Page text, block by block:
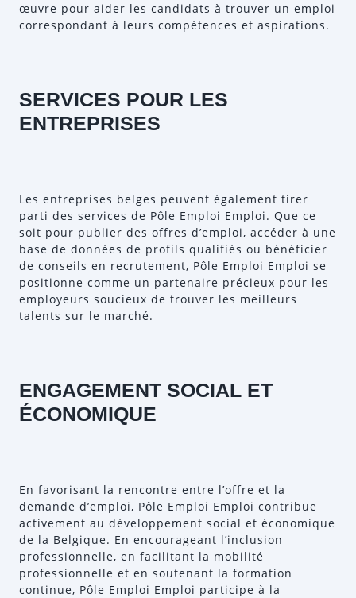
œuvre pour aider les candidats à trouver un emploi
correspondant à leurs compétences et aspirations.
SERVICES POUR LES
ENTREPRISES
Les entreprises belges peuvent également tirer
parti des services de Pôle Emploi Emploi. Que ce
soit pour publier des offres d’emploi, accéder à une
base de données de profils qualifiés ou bénéficier
de conseils en recrutement, Pôle Emploi Emploi se
positionne comme un partenaire précieux pour les
employeurs soucieux de trouver les meilleurs
talents sur le marché.
ENGAGEMENT SOCIAL ET
ÉCONOMIQUE
En favorisant la rencontre entre l’offre et la
demande d’emploi, Pôle Emploi Emploi contribue
activement au développement social et économique
de la Belgique. En encourageant l’inclusion
professionnelle, en facilitant la mobilité
professionnelle et en soutenant la formation
continue, Pôle Emploi Emploi participe à la